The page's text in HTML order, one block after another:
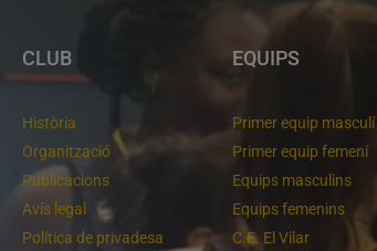
CLUB
Història
Organització
Publicacions
Avís legal
Política de privadesa
EQUIPS
Primer equip masculí
Primer equip femení
Equips masculins
Equips femenins
C.E. El Vilar